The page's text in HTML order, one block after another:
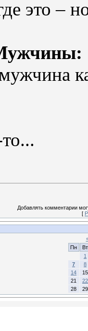
это –
Добавлять комментарии
[
Пн
Вт
1
7
8
14
15
21
22
28
29